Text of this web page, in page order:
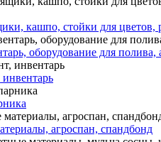
кашпо, стойки для цветов,
оборудование для полива,
агроспан, спандбонд